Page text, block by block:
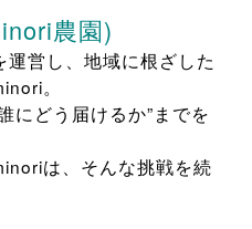
農園)
営し、地域に根ざした
。
にどう届けるか”までを
は、そんな挑戦を続